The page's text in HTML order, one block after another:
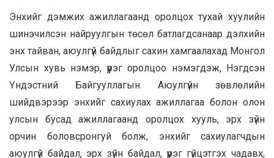
Энхийг дэмжих ажиллагаанд оролцох тухай хуулийн
шинэчилсэн найруулгын төсөл батлагдсанаар дэлхийн
энх тайван, аюулгүй байдлыг сахин хамгаалахад Монгол
Улсын хувь нэмэр, үүрэг оролцоо нэмэгдэж, Нэгдсэн
Үндэстний Байгууллагын Аюулгүйн зөвлөлийн
шийдвэрээр энхийг сахиулах ажиллагаа болон олон
улсын бусад ажиллагаанд оролцох хууль, эрх зүйн
орчин боловсронгуй болж, энхийг сахиулагчдын
аюулгүй байдал, эрх зүйн байдал, үүрэг гүйцэтгэх чадавх,